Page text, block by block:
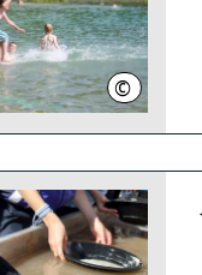
© LHH